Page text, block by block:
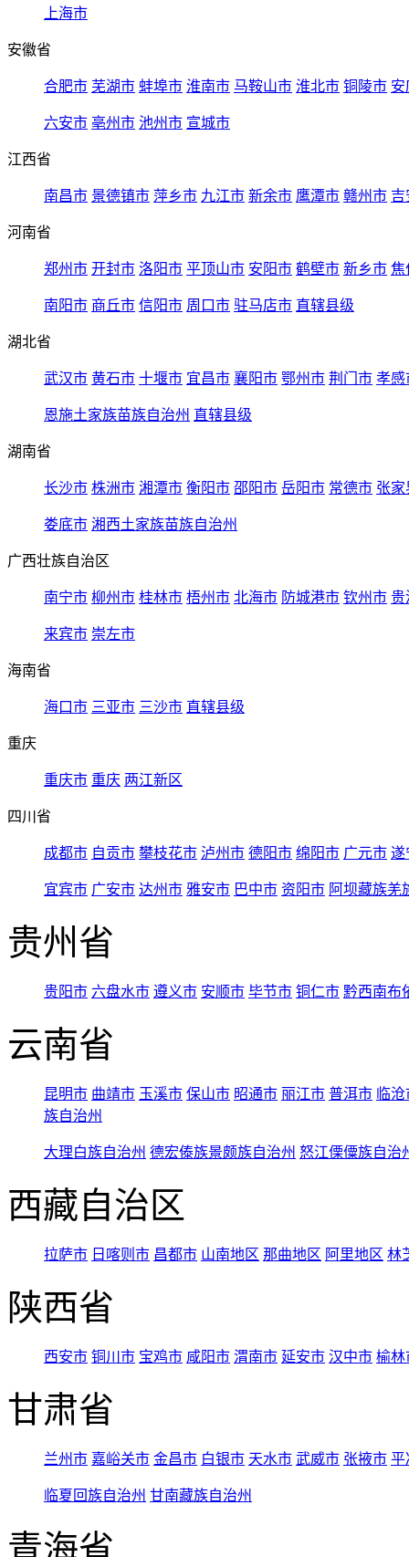
上海市
安徽省
合肥市 芜湖市 蚌埠市 淮南市 马鞍山市 淮北市 铜陵市 安
六安市 亳州市 池州市 宣城市
江西省
南昌市 景德镇市 萍乡市 九江市 新余市 鹰潭市 赣州市 吉
河南省
郑州市 开封市 洛阳市 平顶山市 安阳市 鹤壁市 新乡市 焦
南阳市 商丘市 信阳市 周口市 驻马店市 直辖县级
湖北省
武汉市 黄石市 十堰市 宜昌市 襄阳市 鄂州市 荆门市 孝感
恩施土家族苗族自治州 直辖县级
湖南省
长沙市 株洲市 湘潭市 衡阳市 邵阳市 岳阳市 常德市 张家
娄底市 湘西土家族苗族自治州
广西壮族自治区
南宁市 柳州市 桂林市 梧州市 北海市 防城港市 钦州市 贵
来宾市 崇左市
海南省
海口市 三亚市 三沙市 直辖县级
重庆
重庆市 重庆 两江新区
四川省
成都市 自贡市 攀枝花市 泸州市 德阳市 绵阳市 广元市 遂
宜宾市 广安市 达州市 雅安市 巴中市 资阳市 阿坝藏族羌
贵州省
贵阳市 六盘水市 遵义市 安顺市 毕节市 铜仁市 黔西南布
云南省
昆明市 曲靖市 玉溪市 保山市 昭通市 丽江市 普洱市 临
族自治州
大理白族自治州 德宏傣族景颇族自治州 怒江傈僳族自治
西藏自治区
拉萨市 日喀则市 昌都市 山南地区 那曲地区 阿里地区 林
陕西省
西安市 铜川市 宝鸡市 咸阳市 渭南市 延安市 汉中市 榆林
甘肃省
兰州市 嘉峪关市 金昌市 白银市 天水市 武威市 张掖市 平
临夏回族自治州 甘南藏族自治州
青海省